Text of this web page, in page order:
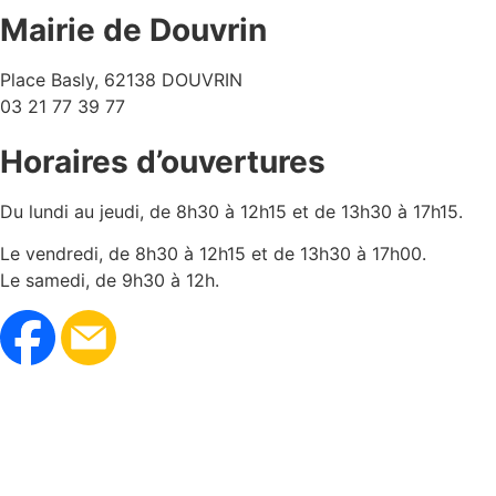
Mairie de Douvrin
Place Basly, 62138 DOUVRIN
03 21 77 39 77
Horaires d’ouvertures
Du lundi au jeudi, de 8h30 à 12h15 et de 13h30 à 17h15.
Le vendredi, de 8h30 à 12h15 et de 13h30 à 17h00.
Le samedi, de 9h30 à 12h.